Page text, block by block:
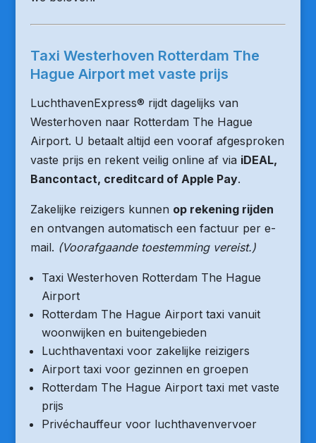
Taxi Westerhoven Rotterdam The
Hague Airport met vaste prijs
LuchthavenExpress® rijdt dagelijks van
Westerhoven naar Rotterdam The Hague
Airport. U betaalt altijd een vooraf afgesproken
vaste prijs en rekent veilig online af via iDEAL,
Bancontact, creditcard of Apple Pay.
Zakelijke reizigers kunnen op rekening rijden
en ontvangen automatisch een factuur per e-
mail. (Voorafgaande toestemming vereist.)
Taxi Westerhoven Rotterdam The Hague
Airport
Rotterdam The Hague Airport taxi vanuit
woonwijken en buitengebieden
Luchthaventaxi voor zakelijke reizigers
Airport taxi voor gezinnen en groepen
Rotterdam The Hague Airport taxi met vaste
prijs
Privéchauffeur voor luchthavenvervoer